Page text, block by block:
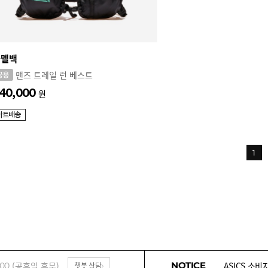
백
맨즈 트레일 런 베스트
원
1
(공휴일 휴무) 챗봇 상담 NOTICE